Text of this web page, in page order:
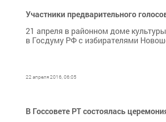
Участники предварительного
21 апреля в районном доме
в Госдуму РФ с избирателями
22 апреля 2016, 06:05
В Госсовете РТ состоялась